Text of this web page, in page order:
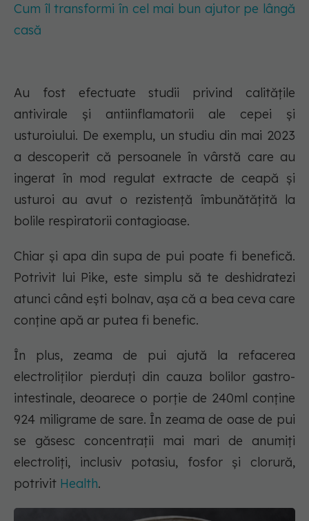
Cum îl transformi în cel mai bun ajutor pe lângă
casă
Au fost efectuate studii privind calitățile
antivirale și antiinflamatorii ale cepei și
usturoiului. De exemplu, un studiu din mai 2023
a descoperit că persoanele în vârstă care au
ingerat în mod regulat extracte de ceapă și
usturoi au avut o rezistență îmbunătățită la
bolile respiratorii contagioase.
Chiar și apa din supa de pui poate fi benefică.
Potrivit lui Pike, este simplu să te deshidratezi
atunci când ești bolnav, așa că a bea ceva care
conține apă ar putea fi benefic.
În plus, zeama de pui ajută la refacerea
electroliților pierduți din cauza bolilor gastro-
intestinale, deoarece o porție de 240ml conține
924 miligrame de sare. În zeama de oase de pui
se găsesc concentrații mai mari de anumiți
electroliți, inclusiv potasiu, fosfor și clorură,
potrivit Health.